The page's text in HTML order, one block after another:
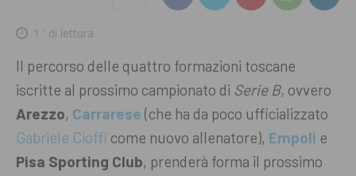
1 ' di lettura
Il percorso delle quattro formazioni toscane
iscritte al prossimo campionato di Serie B, ovvero
Arezzo, Carrarese (che ha da poco ufficializzato
Gabriele Cioffi come nuovo allenatore), Empoli e
Pisa Sporting Club, prenderà forma il prossimo